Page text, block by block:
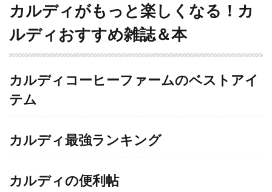
カルディがもっと楽しくなる！カ
ルディおすすめ雑誌＆本
カルディコーヒーファームのベストアイ
テム
カルディ最強ランキング
カルディの便利帖